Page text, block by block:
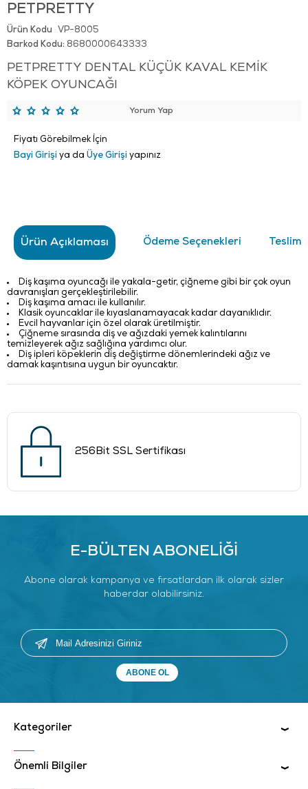
PETPRETTY
Ürün Kodu : VP-8005
Barkod Kodu: 8680000643333
PETPRETTY DENTAL KÜÇÜK KAVAL KEMİK
KÖPEK OYUNCAĞI
Yorum Yap
Fiyatı Görebilmek İçin
Bayi Girişi ya da Üye Girişi yapınız
Ürün Açıklaması Ödeme Seçenekleri
Diş kaşıma oyuncağı ile yakala-getir, çiğneme gibi bir çok oyun
davranışları gerçekleştirilebilir.
Diş kaşıma amacı ile kullanılır.
Klasik oyuncaklar ile kıyaslanamayacak kadar dayanıklıdır.
Evcil hayvanlar için özel olarak üretilmiştir.
Çiğneme sırasında diş ve ağızdaki yemek kalıntılarını
temizleyerek ağız sağlığına yardımcı olur.
Diş ipleri köpeklerin diş değiştirme dönemlerindeki ağız ve
damak kaşıntısına uygun bir oyuncaktır.
256Bit SSL Sertifikası
E-BÜLTEN ABONELİĞİ
Abone olarak kampanya ve fırsatlardan ilk olarak sizler
haberdar olabilirsiniz.
Kategoriler
Önemli Bilgiler